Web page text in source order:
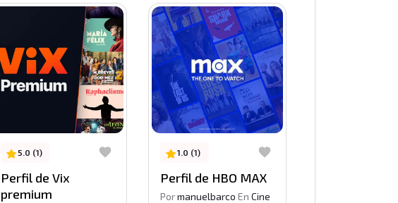
5.0 (1)
Perfil de Vix
premium
1.0 (1)
Perfil de HBO MAX
Pormanuelbarco En Cine